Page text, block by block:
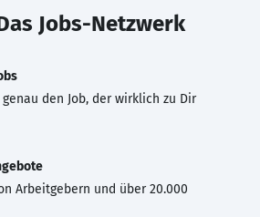
Jobs-Netzwerk
den Job, der wirklich zu Dir
Arbeitgebern und über 20.000